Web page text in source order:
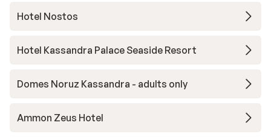
Hotel Nostos
Hotel Kassandra Palace Seaside Resort
Domes Noruz Kassandra - adults only
Ammon Zeus Hotel